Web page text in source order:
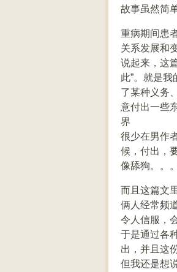
故事虽然简
重病期间患
关系发展和
说起来，这
此”。就是
了某种义务
意付出一些
界
很少在男作
候，付出，
像舔狗。。
而且这篇文
俩人经常频
令人信服，
于是通过各
出，并且这
但我还是想